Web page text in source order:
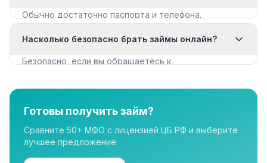
Обычно достаточно паспорта и телефона.
документы для крупных сумм.
Насколько безопасно брать займы онлайн?
Безопасно, если вы обращаетесь к
организации в нашем каталоге имеют лицензию.
Готовы получить займ?
Сравните 50+ МФО с лицензией ЦБ РФ и выберите
лучшее предложение.